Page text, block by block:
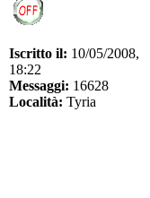
Iscritto il: 10/05/2008,
18:22
Messaggi: 16628
Località: Tyria